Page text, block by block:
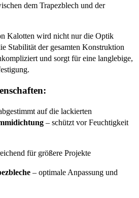
dem Trapezblech und der
Kalotten wird nicht nur die Optik
Stabilität der gesamten Konstruktion
und sorgt für eine langlebige,
auf die lackierten
– schützt vor Feuchtigkeit
für größere Projekte
– optimale Anpassung und